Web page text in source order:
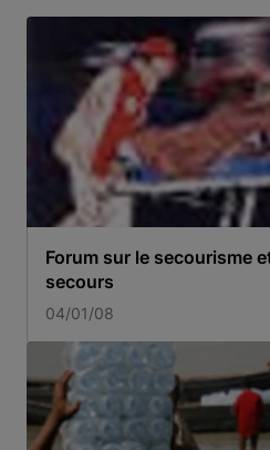
Forum sur le secourisme
secours
04/01/08